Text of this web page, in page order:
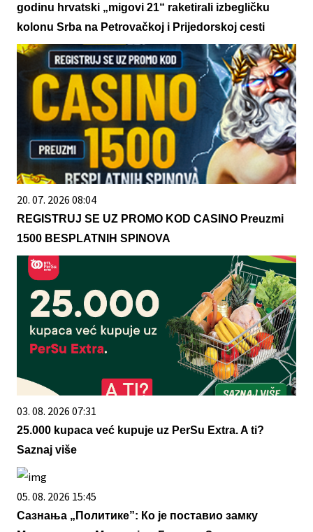
godinu hrvatski „migovi 21“ raketirali izbegličku
kolonu Srba na Petrovačkoj i Prijedorskoj cesti
20. 07. 2026 08:04
REGISTRUJ SE UZ PROMO KOD CASINO Preuzmi
1500 BESPLATNIH SPINOVA
03. 08. 2026 07:31
25.000 kupaca već kupuje uz PerSu Extra. A ti?
Saznaj više
05. 08. 2026 15:45
Сазнања „Политике”: Ко је поставио замку